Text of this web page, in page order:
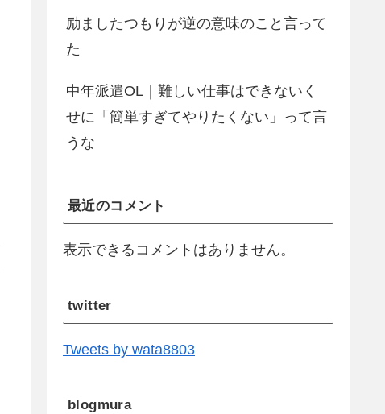
励ましたつもりが逆の意味のこと言って
た
中年派遣OL｜難しい仕事はできないく
せに「簡単すぎてやりたくない」って言
うな
最近のコメント
表示できるコメントはありません。
twitter
Tweets by wata8803
blogmura